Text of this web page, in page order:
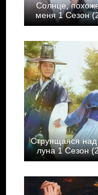
Солнце,
меня 1 Сезон
Струящаяся над
луна 1 Сезон